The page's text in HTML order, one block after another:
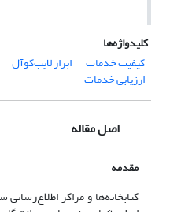
کلیدواژه‌ها
کیفیت خدمات
ابزار لایب‌کوآل
ارزیابی خدمات
اصل مقاله
مقدمه
کتابخانه‌ها و مراکز